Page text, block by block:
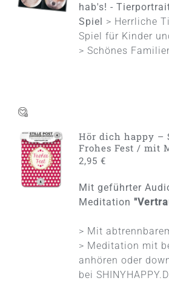
DETAILS
hab's! -
Spiel > Herrliche
Spiel für Kinder
> Schönes
IN DEN
WARENKORB
/
DETAILS
Hör dich happy –
Frohes Fest / mit
2,95€
Mit geführter
Meditation
> Mit
> Meditation mit
anhören oder
bei